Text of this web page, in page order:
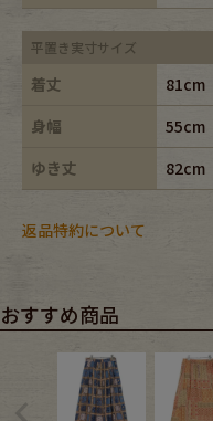
平置き実寸サイズ
着丈
81cm
身幅
55cm
ゆき丈
82cm
返品特約について
おすすめ商品